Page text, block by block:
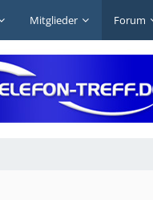
Mitglieder Forum